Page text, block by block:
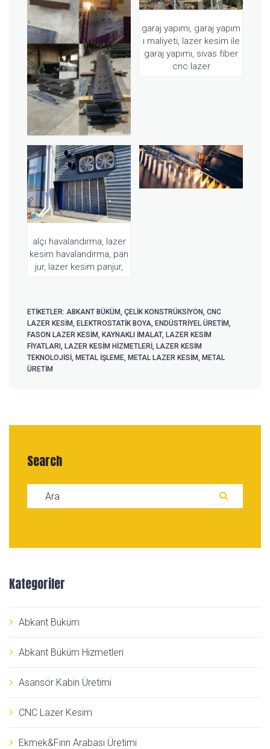
garaj yapımı, garaj yapım
ı maliyeti, lazer kesim ile
garaj yapımı, sivas fiber
cnc lazer
alçı havalandırma, lazer
kesim havalandırma, pan
jur, lazer kesim panjur,
ETIKETLER: ABKANT BÜKÜM, ÇELIK KONSTRÜKSIYON, CNC
LAZER KESIM, ELEKTROSTATIK BOYA, ENDÜSTRIYEL ÜRETIM,
FASON LAZER KESIM, KAYNAKLI İMALAT, LAZER KESIM
FIYATLARI, LAZER KESIM HIZMETLERI, LAZER KESIM
TEKNOLOJISI, METAL İŞLEME, METAL LAZER KESIM, METAL
ÜRETIM
Search
Search for:
Kategoriler
Abkant Büküm
Abkant Büküm Hizmetleri
Asansör Kabin Üretimi
CNC Lazer Kesim
Ekmek&Fırın Arabası Üretimi